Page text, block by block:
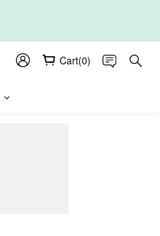
Cart(0)